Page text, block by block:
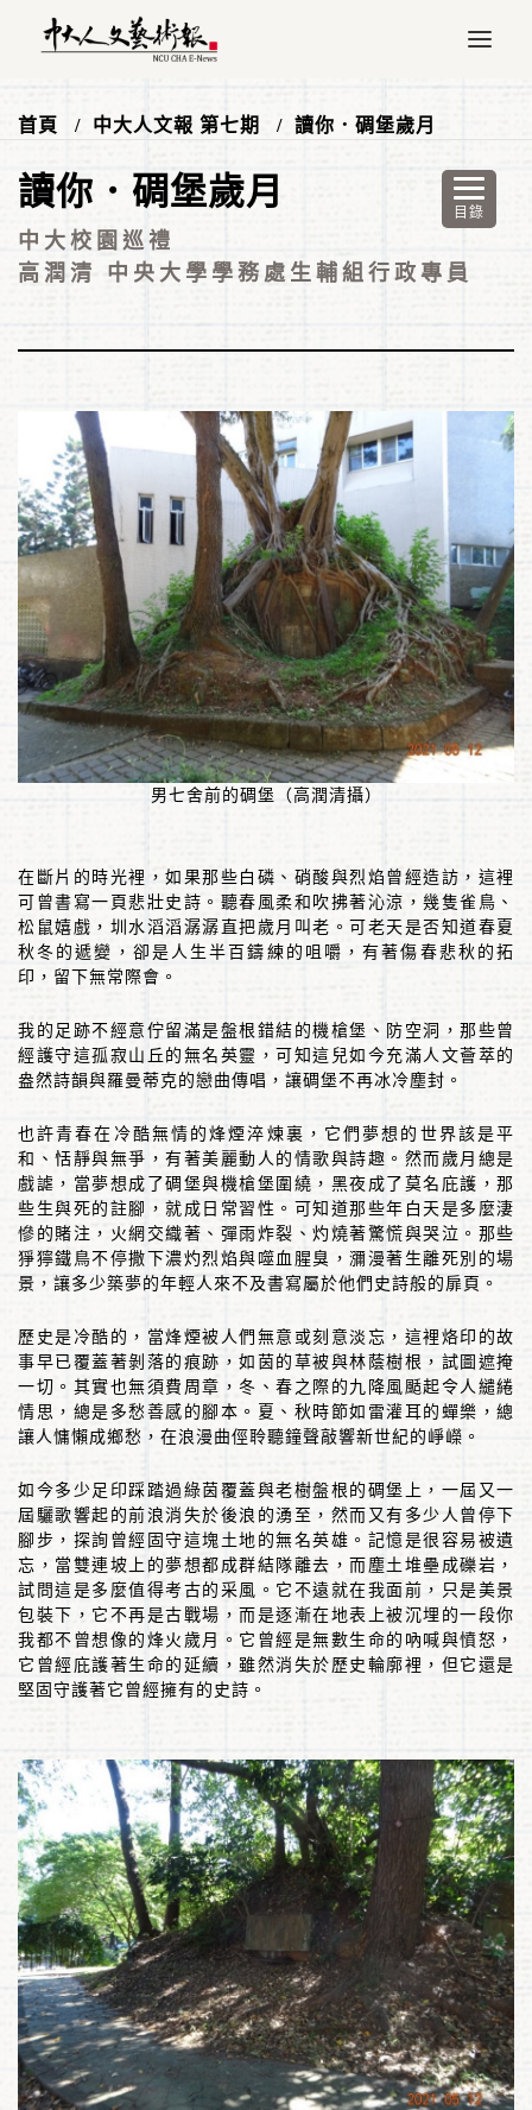
首頁 中大人文報 第七期 讀你．碉堡歲月
讀你．碉堡歲月
中大校園巡禮
高潤清 中央大學學務處生輔組行政專員
男七舍前的碉堡（高潤清攝）
在斷片的時光裡，如果那些白磷、硝酸與烈焰曾經造訪，這裡
可曾書寫一頁悲壯史詩。聽春風柔和吹拂著沁涼，幾隻雀鳥、
松鼠嬉戲，圳水滔滔潺潺直把歲月叫老。可老天是否知道春夏
秋冬的遞變，卻是人生半百鑄練的咀嚼，有著傷春悲秋的拓
印，留下無常際會。
我的足跡不經意佇留滿是盤根錯結的機槍堡、防空洞，那些曾
經護守這孤寂山丘的無名英靈，可知這兒如今充滿人文薈萃的
盎然詩韻與羅曼蒂克的戀曲傳唱，讓碉堡不再冰冷塵封。
也許青春在冷酷無情的烽煙淬煉裏，它們夢想的世界該是平
和、恬靜與無爭，有著美麗動人的情歌與詩趣。然而歲月總是
戲謔，當夢想成了碉堡與機槍堡圍繞，黑夜成了莫名庇護，那
些生與死的註腳，就成日常習性。可知道那些年白天是多麼淒
慘的賭注，火網交織著、彈雨炸裂、灼燒著驚慌與哭泣。那些
猙獰鐵鳥不停撒下濃灼烈焰與噬血腥臭，瀰漫著生離死別的場
景，讓多少築夢的年輕人來不及書寫屬於他們史詩般的扉頁。
歷史是冷酷的，當烽煙被人們無意或刻意淡忘，這裡烙印的故
事早已覆蓋著剝落的痕跡，如茵的草被與林蔭樹根，試圖遮掩
一切。其實也無須費周章，冬、春之際的九降風颳起令人繾綣
情思，總是多愁善感的腳本。夏、秋時節如雷灌耳的蟬樂，總
讓人慵懶成鄉愁，在浪漫曲俓聆聽鐘聲敲響新世紀的崢嶸。
如今多少足印踩踏過綠茵覆蓋與老樹盤根的碉堡上，一屆又一
屆驪歌響起的前浪消失於後浪的湧至，然而又有多少人曾停下
腳步，探詢曾經固守這塊土地的無名英雄。記憶是很容易被遺
忘，當雙連坡上的夢想都成群結隊離去，而塵土堆壘成礫岩，
試問這是多麼值得考古的采風。它不遠就在我面前，只是美景
包裝下，它不再是古戰場，而是逐漸在地表上被沉埋的一段你
我都不曾想像的烽火歲月。它曾經是無數生命的吶喊與憤怒，
它曾經庇護著生命的延續，雖然消失於歷史輪廓裡，但它還是
堅固守護著它曾經擁有的史詩。